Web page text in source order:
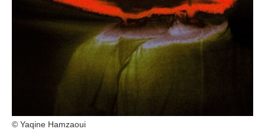
© Yaqine Hamzaoui